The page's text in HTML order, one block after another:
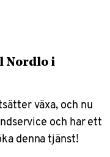
Nordlo i
växa, och nu
och har ett
denna tjänst!